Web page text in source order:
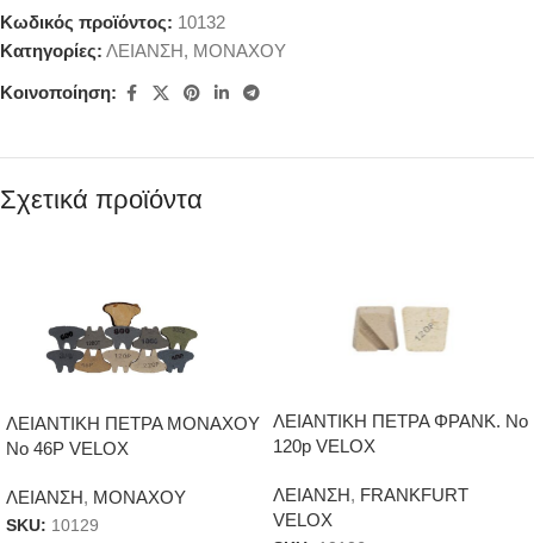
Κωδικός προϊόντος: 10132
Κατηγορίες: ΛΕΙΑΝΣΗ, ΜΟΝΑΧΟΥ
Κοινοποίηση:
Σχετικά προϊόντα
ΛΕΙΑΝΤΙΚΗ ΠΕΤΡΑ ΜΟΝΑΧΟΥ
Νο 46P VELOX
ΛΕΙΑΝΣΗ, ΜΟΝΑΧΟΥ
SKU: 10129
ΛΕΙΑΝΤΙΚΗ ΠΕΤΡΑ ΦΡΑΝΚ. Νο
120p VELOX
ΛΕΙΑΝΣΗ, FRANKFURT
VELOX